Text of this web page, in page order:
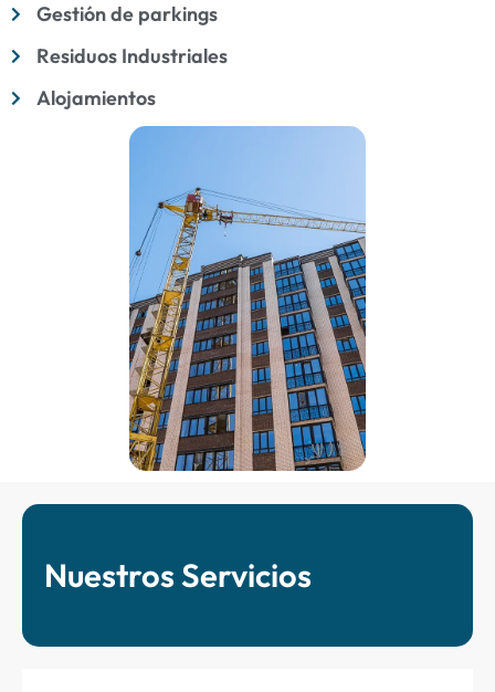
Gestión de parkings
Residuos Industriales
Alojamientos
Nuestros Servicios